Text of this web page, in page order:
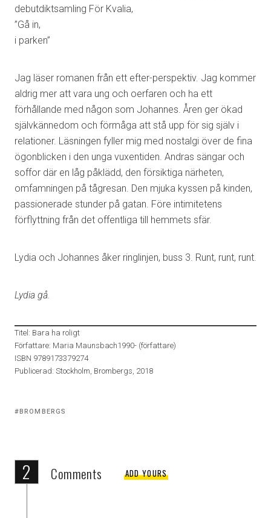
debutdiktsamling För Kvalia,
”Gå in,
i parken”
Jag läser romanen från ett efter-perspektiv. Jag kommer
aldrig mer att vara ung och oerfaren och ha ett
förhållande med någon som Johannes. Åren ger ökad
självkännedom och förmåga att stå upp för sig själv i
relationer. Läsningen fyller mig med nostalgi över de fina
ögonblicken i den unga vuxentiden. Andras sängar och
soffor där en låg påklädd, den försiktiga närheten,
omfamningen på tågresan. Den mjuka kyssen på kinden,
passionerade stunder på gatan. Före intimitetens
förflyttning från det offentliga till hemmets sfär.
Lydia och Johannes åker ringlinjen, buss 3. Runt, runt, runt.
Lydia gå.
Titel: Bara ha roligt
Författare: Maria Maunsbach1990- (författare)
ISBN 9789173379274
Publicerad: Stockholm, Brombergs, 2018
Tagged
BROMBERGS
2 Comments ADD YOURS